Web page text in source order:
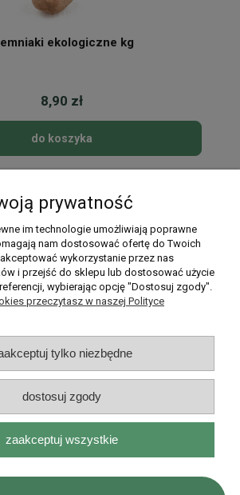
ekologiczne kg
8,90 zł
do koszyka
Moje konto
Płatności i dostawa
Informacje
O nas
| ul. Olszewskiego 99, 51-638 Wrocław |
|537 71 71 71| NIP: 8982036706 |
prywatność
im technologie umożliwiają poprawne
nam dostosować ofertę do Twoich
wykorzystanie przez nas
i przejść do sklepu lub dostosować użycie
wybierając opcję "Dostosuj zgody".
przeczytasz w naszej Polityce
tylko niezbędne
dostosuj zgody
zaakceptuj wszystkie